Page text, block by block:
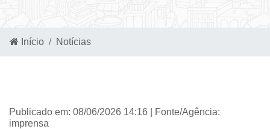
Início Notícias
Publicado em: 08/06/2026 14:16 | Fonte/Agência:
imprensa